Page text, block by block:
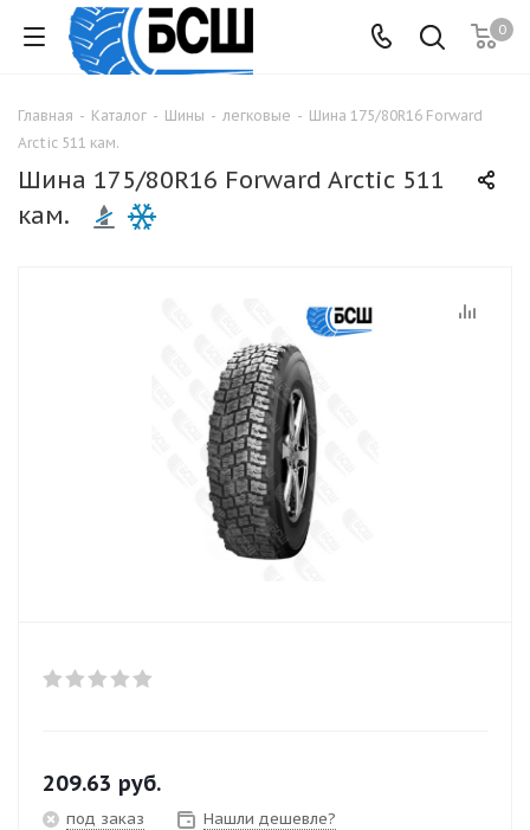
0
Главная - Каталог - Шины - легковые - Шина 175/80R16 Forward
Arctic 511 кам.
Шина 175/80R16 Forward Arctic 511
кам.
209.63 руб.
под заказ Нашли дешевле?